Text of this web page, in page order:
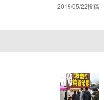
2019/05/22投稿